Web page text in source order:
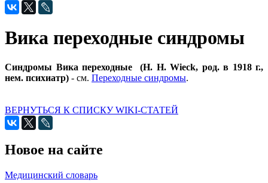
Вика переходные синдромы
Синдромы Вика переходные (Н. Н. Wieck, род. в 1918 г.,
нем. психиатр) - см. Переходные синдромы.
ВЕРНУТЬСЯ К СПИСКУ WIKI-СТАТЕЙ
Новое на сайте
Медицинский словарь